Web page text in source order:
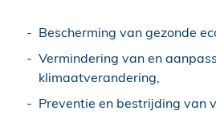
Bescherming van gezonde
Vermindering van en
klimaatverandering,
Preventie en bestrijding van